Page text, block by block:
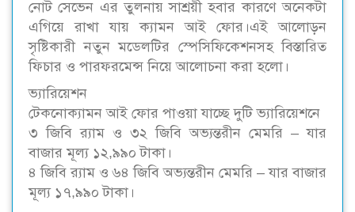
নোট সেভেন এর তুলনায় সাশ্রয়ী হবার কারণে অনেকটা
এগিয়ে রাখা যায় ক্যামন আই ফোর।এই আলোড়ন
সৃষ্টিকারী নতুন মডেলটির স্পেসিফিকেশনসহ বিস্তারিত
ফিচার ও পারফরমেন্স নিয়ে আলোচনা করা হলো।
ভ্যারিয়েশন
টেকনোক্যামন আই ফোর পাওয়া যাচ্ছে দুটি ভ্যারিয়েশনে
৩ জিবি র‍্যাম ও ৩২ জিবি অভ্যন্তরীন মেমরি – যার
বাজার মূল্য ১২,৯৯০ টাকা।
৪ জিবি র‍্যাম ও ৬৪ জিবি অভ্যন্তরীন মেমরি – যার বাজার
মূল্য ১৭,৯৯০ টাকা।